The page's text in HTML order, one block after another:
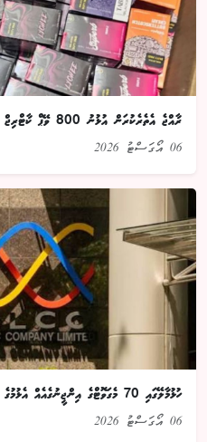
ރާއްޖެ އެތެރެކުރަން އުޅުނު 800 ވޭޕް ކާޓްރިޖް ކަސްޓަމްސްއިން އަތުލައިގެންފި
06 އޯގަސްޓު 2026
ހުޅުމާލޭގައި 70 މެގަވޮޓްގެ އިންޖީނުގެއެއް އެޅުމުގެ މަސައްކަތް މި އަހަރު ފަށާނެ:...
06 އޯގަސްޓު 2026